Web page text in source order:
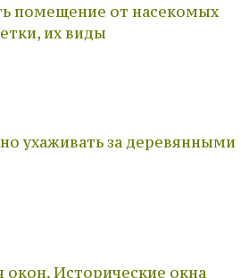
помещение от насекомых
их виды
ухаживать за деревянными
окон. Исторические окна